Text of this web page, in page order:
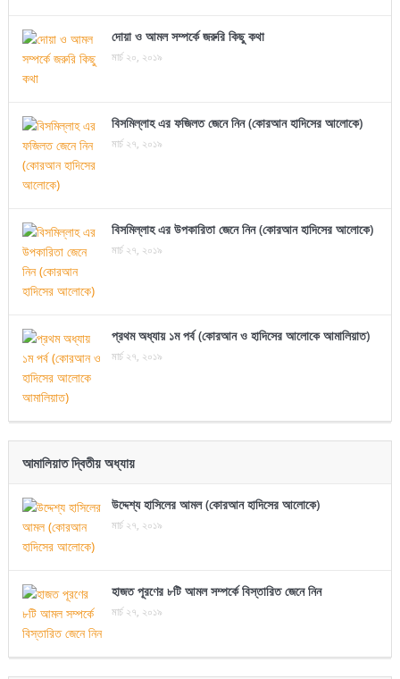
দোয়া ও আমল সম্পর্কে জরুরি কিছু কথা
মার্চ ২০, ২০১৯
বিসমিল্লাহ এর ফজিলত জেনে নিন (কোরআন হাদিসের আলোকে)
মার্চ ২৭, ২০১৯
বিসমিল্লাহ এর উপকারিতা জেনে নিন (কোরআন হাদিসের আলোকে)
মার্চ ২৭, ২০১৯
প্রথম অধ্যায় ১ম পর্ব (কোরআন ও হাদিসের আলোকে আমালিয়াত)
মার্চ ২৭, ২০১৯
আমালিয়াত দ্বিতীয় অধ্যায়
উদ্দেশ্য হাসিলের আমল (কোরআন হাদিসের আলোকে)
মার্চ ২৭, ২০১৯
হাজত পূরণের ৮টি আমল সম্পর্কে বিস্তারিত জেনে নিন
মার্চ ২৭, ২০১৯